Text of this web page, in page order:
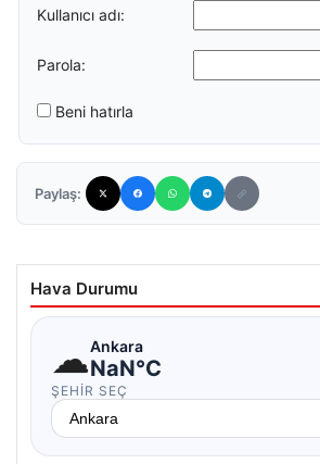
Kullanıcı adı:
Parola:
Beni hatırla
Paylaş:
Hava Durumu
☁Ankara
NaN°C
ŞEHIR SEÇ